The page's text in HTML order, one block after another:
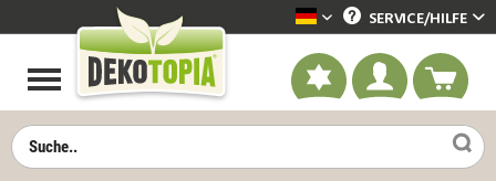
Dekotopia deutsch
SERVICE/HILFE